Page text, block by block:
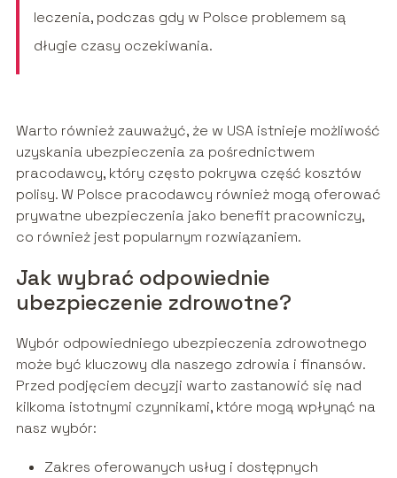
leczenia, podczas gdy w Polsce problemem są
długie czasy oczekiwania.
Warto również zauważyć, że w USA istnieje możliwość
uzyskania ubezpieczenia za pośrednictwem
pracodawcy, który często pokrywa część kosztów
polisy. W Polsce pracodawcy również mogą oferować
prywatne ubezpieczenia jako benefit pracowniczy,
co również jest popularnym rozwiązaniem.
Jak wybrać odpowiednie
ubezpieczenie zdrowotne?
Wybór odpowiedniego ubezpieczenia zdrowotnego
może być kluczowy dla naszego zdrowia i finansów.
Przed podjęciem decyzji warto zastanowić się nad
kilkoma istotnymi czynnikami, które mogą wpłynąć na
nasz wybór:
Zakres oferowanych usług i dostępnych